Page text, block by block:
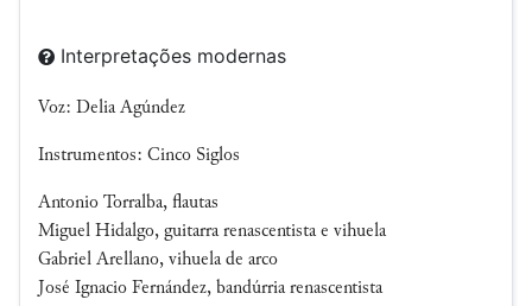
Interpretações modernas
Voz: Delia Agúndez
Instrumentos: Cinco Siglos
Antonio Torralba, flautas
Miguel Hidalgo, guitarra renascentista e vihuela
Gabriel Arellano, vihuela de arco
José Ignacio Fernández, bandúrria renascentista